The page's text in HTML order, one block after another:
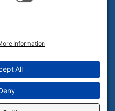
notre infolettre
confidentialité